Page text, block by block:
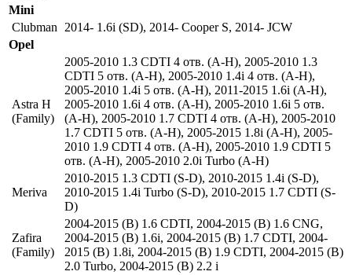
Mini
Clubman
2014- 1.6i (SD), 2014- Cooper S, 2014- JCW
Opel
Astra H
(Family)
2005-2010 1.3 CDTI 4 отв. (A-H), 2005-2010 1.3
CDTI 5 отв. (A-H), 2005-2010 1.4i 4 отв. (A-H),
2005-2010 1.4i 5 отв. (A-H), 2011-2015 1.6i (A-H),
2005-2010 1.6i 4 отв. (A-H), 2005-2010 1.6i 5 отв.
(A-H), 2005-2010 1.7 CDTI 4 отв. (A-H), 2005-2010
1.7 CDTI 5 отв. (A-H), 2005-2015 1.8i (A-H), 2005-
2010 1.9 CDTI 4 отв. (A-H), 2005-2010 1.9 CDTI 5
отв. (A-H), 2005-2010 2.0i Turbo (A-H)
Meriva
2010-2015 1.3 CDTI (S-D), 2010-2015 1.4i (S-D),
2010-2015 1.4i Turbo (S-D), 2010-2015 1.7 CDTI (S-
D)
Zafira
(Family)
2004-2015 (B) 1.6 CDTI, 2004-2015 (B) 1.6 CNG,
2004-2015 (B) 1.6i, 2004-2015 (B) 1.7 CDTI, 2004-
2015 (B) 1.8i, 2004-2015 (B) 1.9 CDTI, 2004-2015 (B)
2.0 Turbo, 2004-2015 (B) 2.2 i